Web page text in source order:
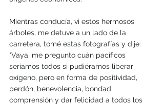
Mientras conducía, vi estos hermosos
árboles, me detuve a un lado de la
carretera, tomé estas fotografías y dije:
"Vaya, me pregunto cuán pacíficos
seríamos todos si pudiéramos liberar
oxígeno, pero en forma de positividad,
perdón, benevolencia, bondad,
comprensión y dar felicidad a todos los